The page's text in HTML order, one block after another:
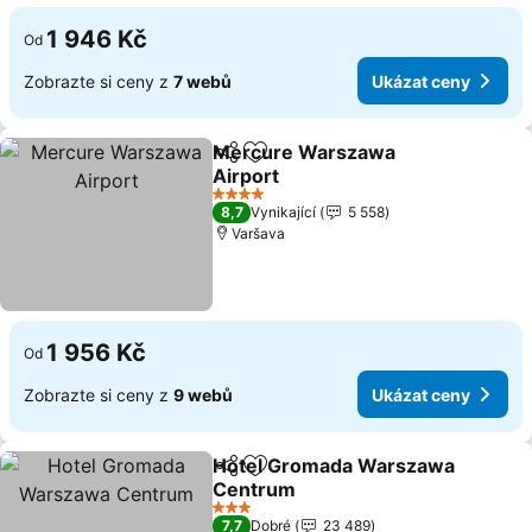
Od 1 946 Kč
Zobrazte si ceny z 7 webů Ukázat ceny
SdíletPřidat na seznam oblíbených
Mercure Warszawa
Airport
Ukázat ceny
4 Počet hvězdiček
8,7 Vynikající
5 558
Varšava
Od 1 956 Kč
Zobrazte si ceny z 9 webů Ukázat ceny
SdíletPřidat na seznam oblíbených
Hotel Gromada Warszawa
Centrum
Ukázat ceny
3 Počet hvězdiček
7,7 Dobré
23 489